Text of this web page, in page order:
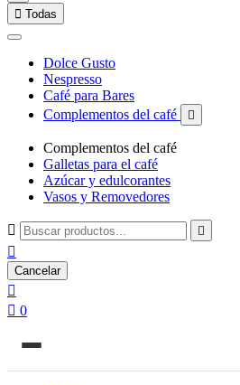
 Todas
Dolce Gusto
Nespresso
Café para Bares
Complementos del café

Complementos del café
Galletas para el café
Azúcar y edulcorantes
Vasos y Removedores
 

Cancelar

 0